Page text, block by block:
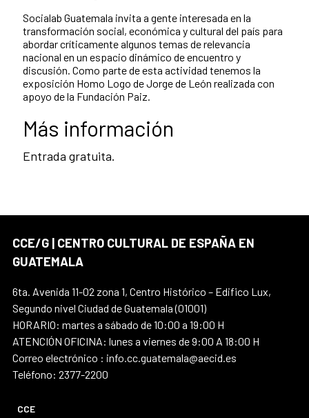
Socialab Guatemala invita a gente interesada en la
transformación social, económica y cultural del país para
abordar críticamente algunos temas de relevancia
nacional en un espacio dinámico de encuentro y
discusión. Como parte de esta actividad tenemos la
exposición Homo Logo de Jorge de León realizada con
apoyo de la Fundación Paiz.
Más información
Entrada gratuita.
CCE/G | CENTRO CULTURAL DE ESPAÑA EN
GUATEMALA
6ta. Avenida 11-02 zona 1, Centro Histórico – Edifico Lux,
Segundo nivel Ciudad de Guatemala (01001)
HORARIO: martes a sábado de 10:00 a 19:00 H
ATENCIÓN OFICINA: lunes a viernes de 9:00 A 18:00 H
Correo electrónico : info.cc.guatemala@aecid.es
Teléfono: 2377-2200
CCE